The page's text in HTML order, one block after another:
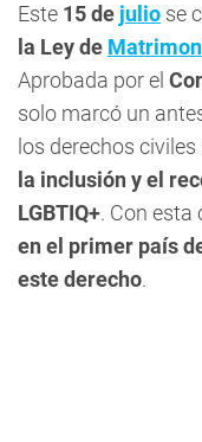
Este 15 de julio se
la Ley de
Aprobada por el
solo marcó un
los derechos
la inclusión y el
LGBTIQ+. Con esta
en el primer país
este derecho.